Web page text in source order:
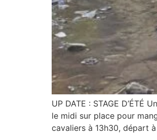
UP DATE : STAGE
le midi sur place pour
cavaliers à 13h30, départ